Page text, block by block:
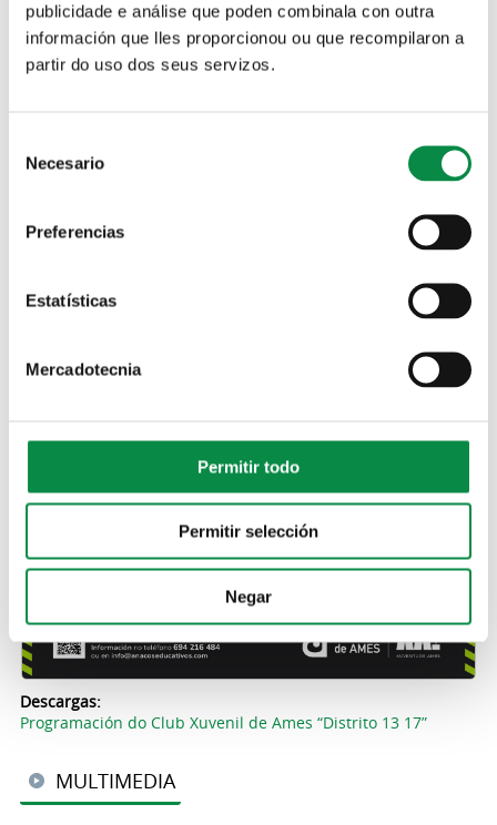
publicidade e análise que poden combinala con outra
información que lles proporcionou ou que recompilaron a
partir do uso dos seus servizos.
Selection
Necesario
Preferencias
Estatísticas
Mercadotecnia
Permitir todo
Permitir selección
Negar
Premendo na seguinte ligazónpodes consultar a
programación de 2026 do Club Xuvenil de Ames. A inscrición
nas actividades pódense facer a través
info@anacoseducativos.com
ou no teléfono 694 216 484.
Descargas:
Programación do Club Xuvenil de Ames “Distrito 13 17”
MULTIMEDIA